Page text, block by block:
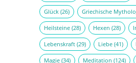
Glück(26) Griechische
Heilsteine(28) Hexen (28)
Lebenskraft(29) Liebe(41)
Magie(34) Meditation (124)